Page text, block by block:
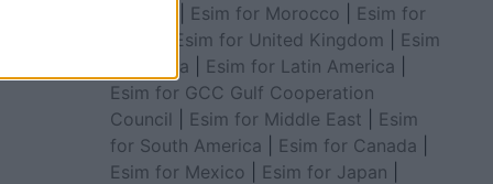
Esim for Morocco
Esim for
Esim for United Kingdom
Esim
for Africa
Esim for Latin America
Esim for GCC Gulf Cooperation
Council
Esim for Middle East
Esim
for South America
Esim for Canada
Esim for Mexico
Esim for Japan